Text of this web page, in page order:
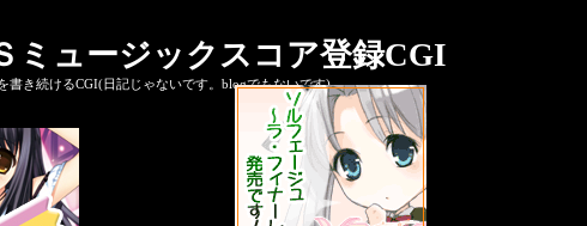
ミュージックスコア登録CGI
書き続けるCGI(日記じゃないです。blogでもないです)